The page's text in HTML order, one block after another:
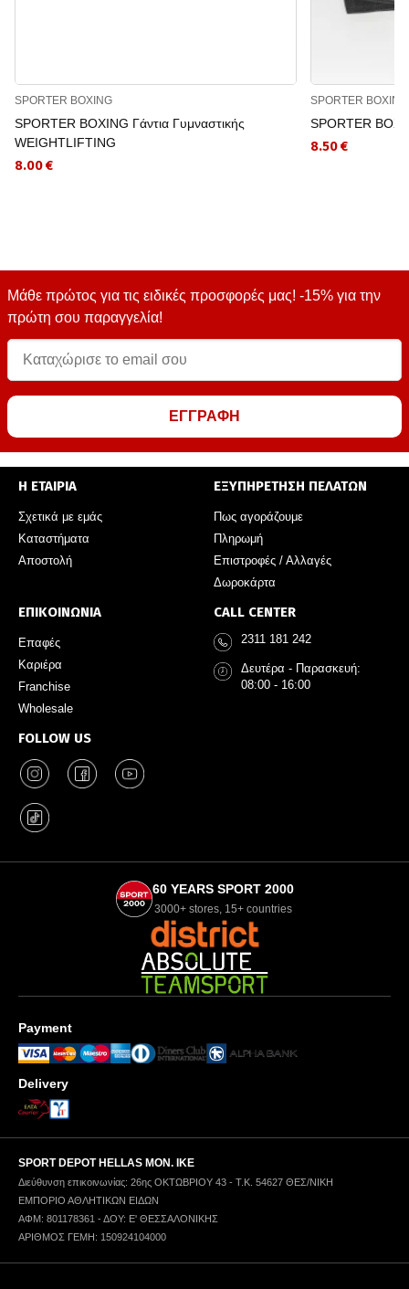
SPORTER BOXING
SPORTER BOXING Γάντια Γυμναστικής
WEIGHTLIFTING
8.00 €
SPORTER BOXING
SPORTER
8.50 €
Μάθε πρώτος για τις ειδικές προσφορές μας! -15% για την
πρώτη σου παραγγελία!
ΕΓΓΡΑΦΗ
Η ΕΤΑΙΡΙΑ
Σχετικά με εμάς
Καταστήματα
Αποστολή
ΕΞΥΠΗΡΕΤΗΣΗ ΠΕΛΑΤΩΝ
Πως αγοράζουμε
Πληρωμή
Επιστροφές / Αλλαγές
Δωροκάρτα
ΕΠΙΚΟΙΝΩΝΙΑ
Επαφές
Καριέρα
Franchise
Wholesale
FOLLOW US
CALL CENTER
2311 181 242
Δευτέρα - Παρασκευή:
08:00 - 16:00
60 YEARS SPORT 2000
3000+ stores, 15+ countries
Payment
Delivery
SPORT DEPOT HELLAS ΜΟΝ. ΙΚΕ
Διεύθυνση επικοινωνίας: 26ης ΟΚΤΩΒΡΙΟΥ 43 - Τ.Κ. 54627 ΘΕΣ/ΝΙΚΗ
ΕΜΠΟΡΙΟ ΑΘΛΗΤΙΚΩΝ ΕΙΔΩΝ
ΑΦΜ: 801178361 - ΔΟΥ: Ε' ΘΕΣΣΑΛΟΝΙΚΗΣ
ΑΡΙΘΜΟΣ ΓΕΜΗ: 150924104000